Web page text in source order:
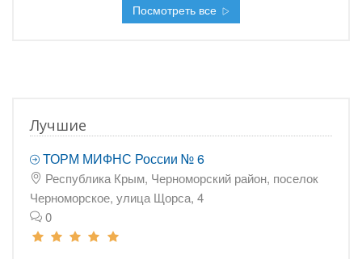
Посмотреть все
Лучшие
ТОРМ МИФНС России № 6
Республика Крым, Черноморский район, поселок
Черноморское, улица Щорса, 4
0